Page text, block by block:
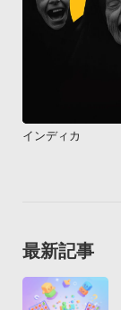
インディカ
最新記事